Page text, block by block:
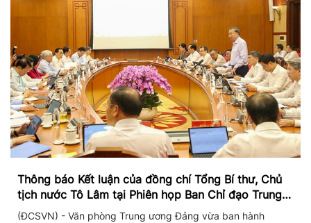
Thông báo Kết luận của đồng chí Tổng Bí thư, Chủ
tịch nước Tô Lâm tại Phiên họp Ban Chỉ đạo Trung
ương thực hiện Nghị quyết 57
(ĐCSVN) - Văn phòng Trung ương Đảng vừa ban hành